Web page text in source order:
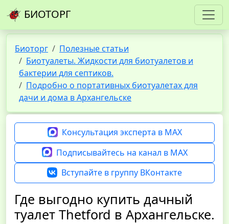
БИОТОРГ
Биоторг
Полезные статьи
Биотуалеты. Жидкости для биотуалетов и
бактерии для септиков.
Подробно о портативных биотуалетах для
дачи и дома в Архангельске
Консультация эксперта в MAX
Подписывайтесь на канал в MAX
Вступайте в группу ВКонтакте
Где выгодно купить дачный
туалет Thetford в Архангельске.